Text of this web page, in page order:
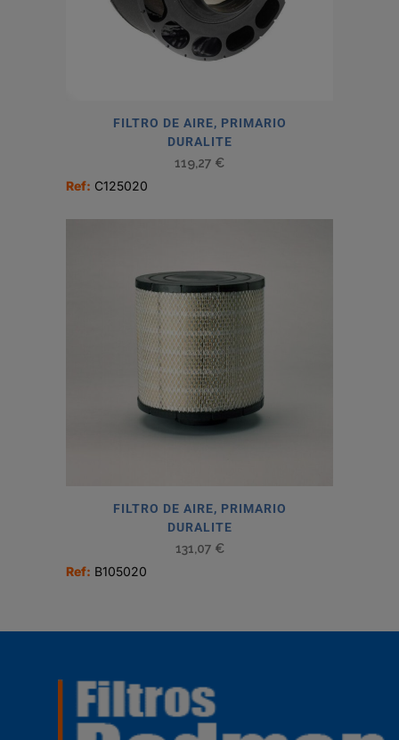
FILTRO DE AIRE, PRIMARIO
DURALITE
119,27 €
Ref: C125020
FILTRO DE AIRE, PRIMARIO
DURALITE
131,07 €
Ref: B105020